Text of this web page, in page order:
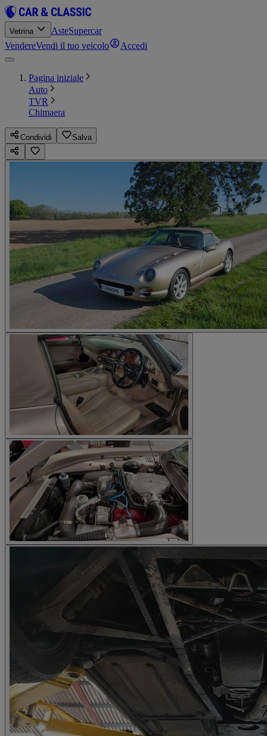
Vetrina AsteSupercar
VendereVendi il tuo veicolo Accedi
Pagina iniziale
Auto
TVR
Chimaera
Condividi Salva